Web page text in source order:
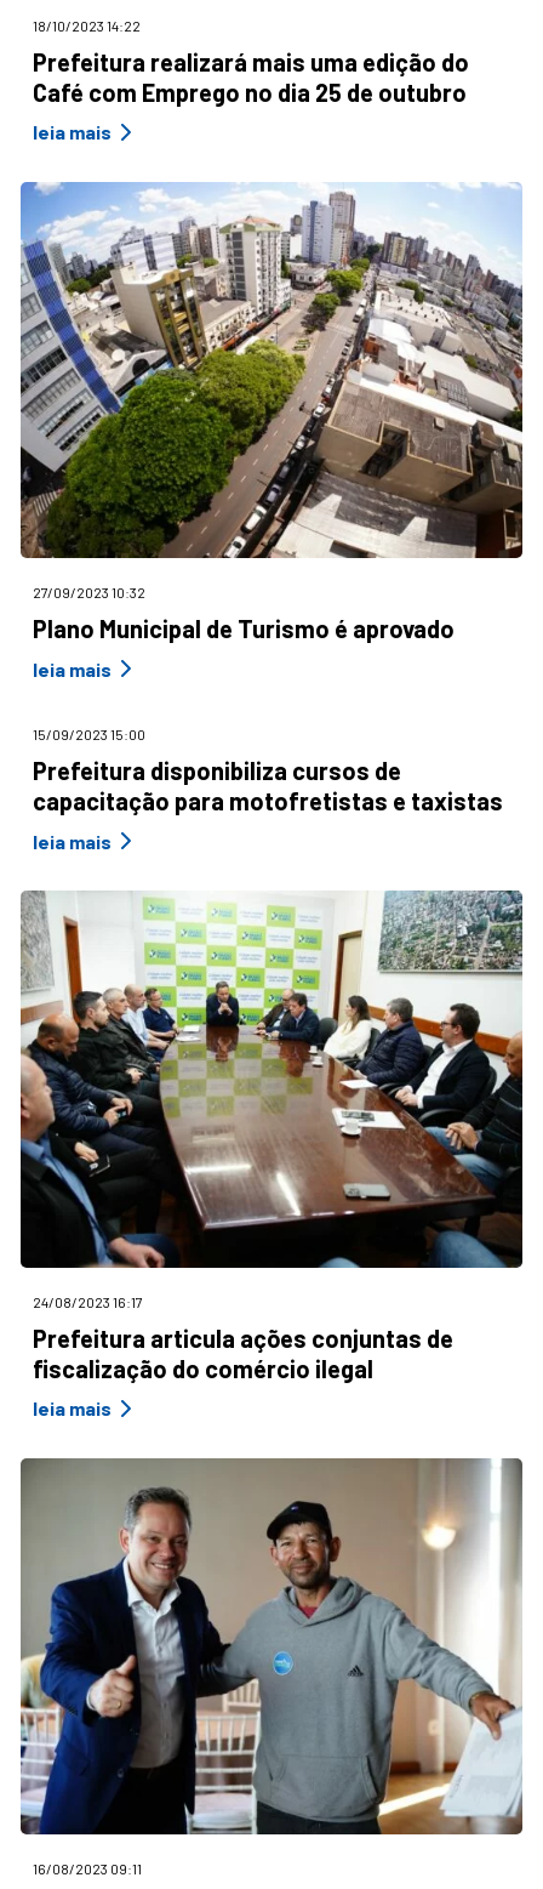
18/10/2023 14:22
Prefeitura realizará mais uma edição do
Café com Emprego no dia 25 de outubro
leia mais
27/09/2023 10:32
Plano Municipal de Turismo é aprovado
leia mais
15/09/2023 15:00
Prefeitura disponibiliza cursos de
capacitação para motofretistas e taxistas
leia mais
24/08/2023 16:17
Prefeitura articula ações conjuntas de
fiscalização do comércio ilegal
leia mais
16/08/2023 09:11